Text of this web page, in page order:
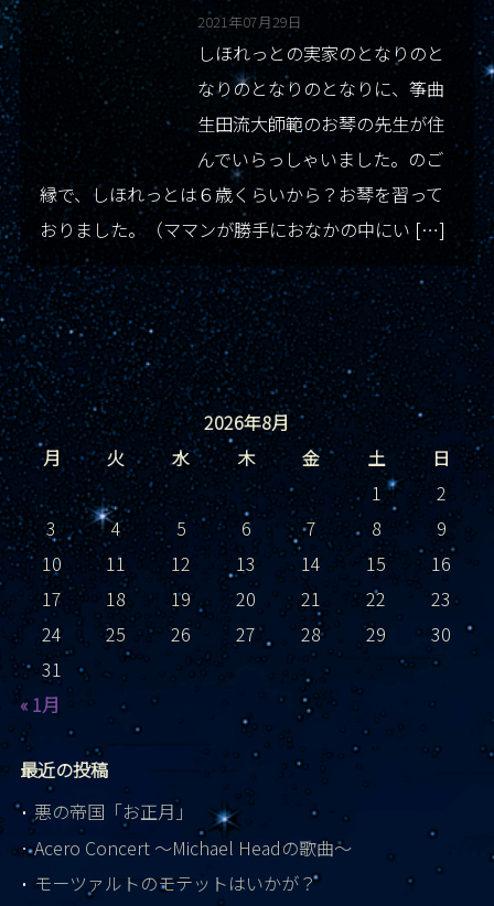
2021年07月29日
しほれっとの実家のとなりのと
なりのとなりのとなりに、筝曲
生田流大師範のお琴の先生が住
んでいらっしゃいました。のご
縁で、しほれっとは６歳くらいから？お琴を習って
おりました。（ママンが勝手におなかの中にい […]
2026年8月
月
火 水 木 金 土
日
1
2
3
4 5 6 7 8
9
10
11 12 13 14 15
16
17
18 19 20 21 22
23
24
25 26 27 28 29
30
31
« 1月
最近の投稿
悪の帝国「お正月」
Acero Concert ～Michael Headの歌曲～
モーツァルトのモテットはいかが？